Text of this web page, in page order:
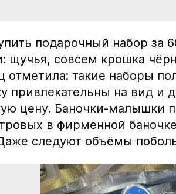
подарочный набор за
щучья, совсем крошка
отметила: такие наборы
привлекательны на вид и
цену. Баночки-малышки
в фирменной
следуют объёмы